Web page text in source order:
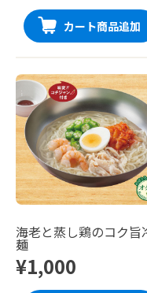
カート商品追加
海老と蒸し鶏のコク旨
麺
¥1,000